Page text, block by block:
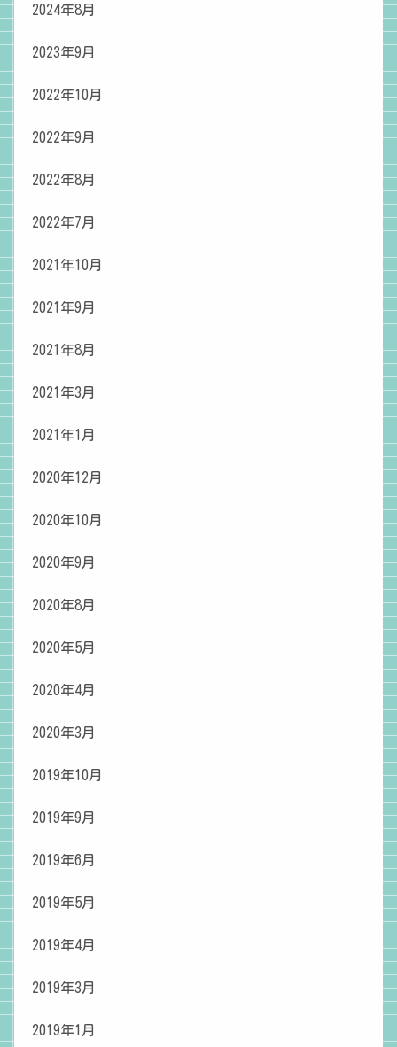
2024年8月
2023年9月
2022年10月
2022年9月
2022年8月
2022年7月
2021年10月
2021年9月
2021年8月
2021年3月
2021年1月
2020年12月
2020年10月
2020年9月
2020年8月
2020年5月
2020年4月
2020年3月
2019年10月
2019年9月
2019年6月
2019年5月
2019年4月
2019年3月
2019年1月